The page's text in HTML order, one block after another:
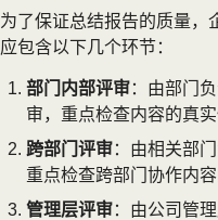
为了保证总结报告的质量，
应包含以下几个环节：
部门内部评审：由部门
审，重点检查内容的真
跨部门评审：由相关部
重点检查跨部门协作内
管理层评审：由公司管